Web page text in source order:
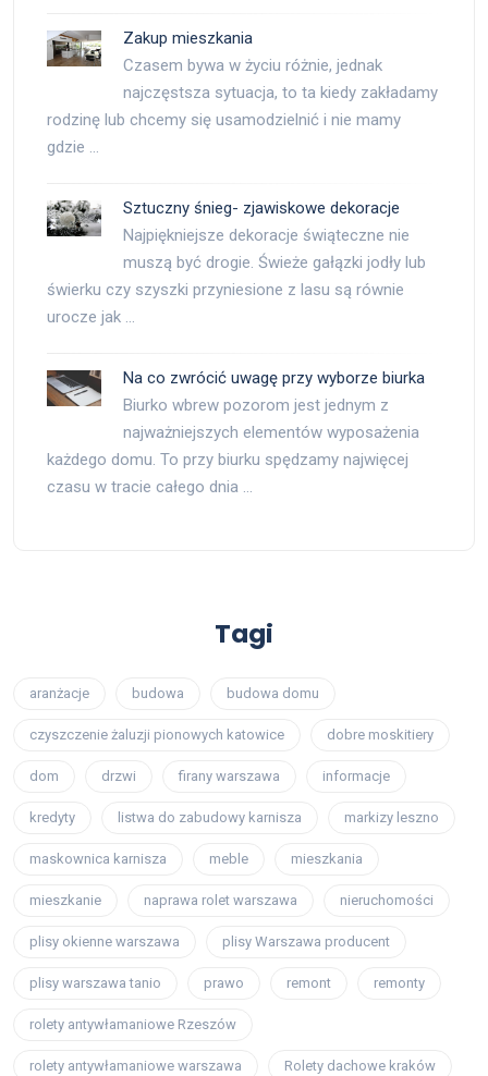
Zakup mieszkania
Czasem bywa w życiu różnie, jednak
najczęstsza sytuacja, to ta kiedy zakładamy
rodzinę lub chcemy się usamodzielnić i nie mamy
gdzie …
Sztuczny śnieg- zjawiskowe dekoracje
Najpiękniejsze dekoracje świąteczne nie
muszą być drogie. Świeże gałązki jodły lub
świerku czy szyszki przyniesione z lasu są równie
urocze jak …
Na co zwrócić uwagę przy wyborze biurka
Biurko wbrew pozorom jest jednym z
najważniejszych elementów wyposażenia
każdego domu. To przy biurku spędzamy najwięcej
czasu w tracie całego dnia …
Tagi
aranżacje budowa budowa domu
czyszczenie żaluzji pionowych katowice dobre moskitiery
dom drzwi firany warszawa informacje
kredyty listwa do zabudowy karnisza markizy leszno
maskownica karnisza meble mieszkania
mieszkanie naprawa rolet warszawa nieruchomości
plisy okienne warszawa plisy Warszawa producent
plisy warszawa tanio prawo remont remonty
rolety antywłamaniowe Rzeszów
rolety antywłamaniowe warszawa Rolety dachowe kraków